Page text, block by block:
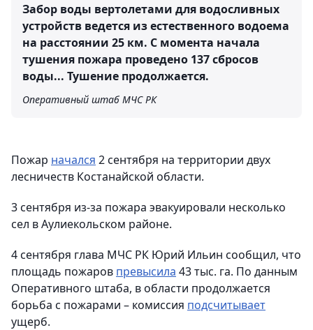
Забор воды вертолетами для водосливных
устройств ведется из естественного водоема
на расстоянии 25 км. С момента начала
тушения пожара проведено 137 сбросов
воды... Тушение продолжается.
Оперативный штаб МЧС РК
Пожар начался 2 сентября на территории двух
лесничеств Костанайской области.
3 сентября из-за пожара эвакуировали несколько
сел в Аулиекольском районе.
4 сентября глава МЧС РК Юрий Ильин сообщил, что
площадь пожаров превысила 43 тыс. га. По данным
Оперативного штаба, в области продолжается
борьба с пожарами – комиссия подсчитывает
ущерб.